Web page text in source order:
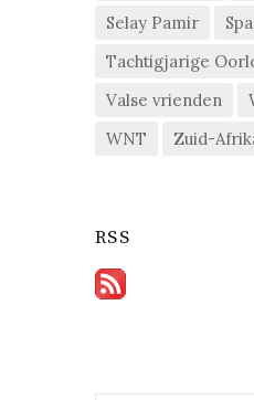
Selay Pamir
Tachtigjarige
Valse vrienden
WNT
Zuid-
RSS